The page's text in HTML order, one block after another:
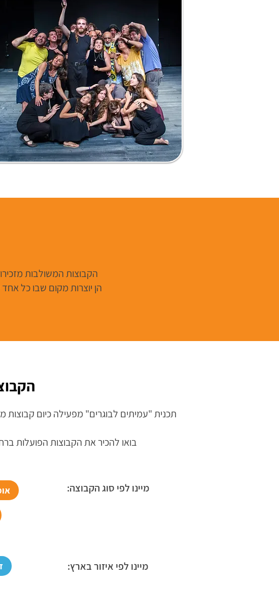
הקבוצות המשולבות
הן יוצרות מקום שבו כל אחד
תכנית "עמיתים לבוגרים" מפעילה כיום
בואו להכיר את הקבוצות הפועלות
מיינו לפי סוג הקבוצה:
מיינו לפי איזור בארץ: